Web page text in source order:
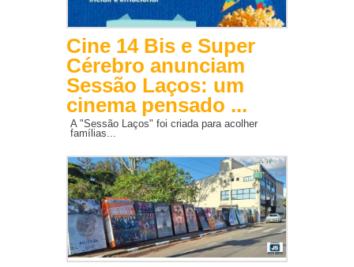
Cine 14 Bis e Super
Cérebro anunciam
Sessão Laços: um
cinema pensado ...
A "Sessão Laços" foi criada para acolher
famílias...